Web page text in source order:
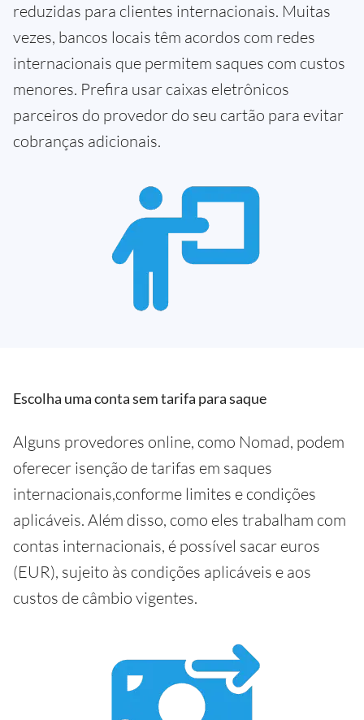
reduzidas para clientes internacionais. Muitas
vezes, bancos locais têm acordos com redes
internacionais que permitem saques com custos
menores. Prefira usar caixas eletrônicos
parceiros do provedor do seu cartão para evitar
cobranças adicionais.
Escolha uma conta sem tarifa para saque
Alguns provedores online, como Nomad, podem
oferecer isenção de tarifas em saques
internacionais,conforme limites e condições
aplicáveis. Além disso, como eles trabalham com
contas internacionais, é possível sacar euros
(EUR), sujeito às condições aplicáveis e aos
custos de câmbio vigentes.